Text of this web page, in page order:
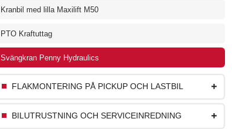
Kranbil med lilla Maxilift M50
PTO Kraftuttag
Svängkran Penny Hydraulics
FLAKMONTERING PÅ PICKUP OCH LASTBIL
BILUTRUSTNING OCH SERVICEINREDNING